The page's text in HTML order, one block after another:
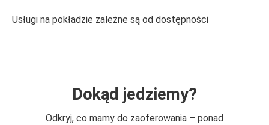
Usługi na pokładzie zależne są od dostępności
Dokąd jedziemy?
Odkryj, co mamy do zaoferowania – ponad